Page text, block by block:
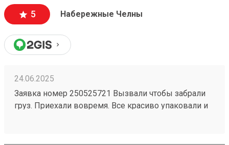
5 Набережные Челны
24.06.2025
Заявка номер 250525721 Вызвали чтобы забрали
груз. Приехали вовремя. Все красиво упаковали и